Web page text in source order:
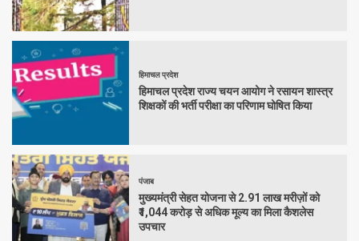
हिमाचल प्रदेश
हिमाचल प्रदेश राज्य चयन आयोग ने रसायन शास्त्र
शिक्षकों की भर्ती परीक्षा का परिणाम घोषित किया
पंजाब
मुख्यमंत्री सेहत योजना से 2.91 लाख मरीज़ों को
₹1,044 करोड़ से अधिक मूल्य का मिला कैशलेस
उपचार